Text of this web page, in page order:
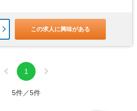
この求人に興味がある
1
5件／5件